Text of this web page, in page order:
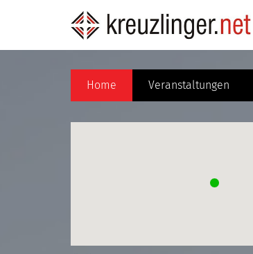
Home Veranstaltungen